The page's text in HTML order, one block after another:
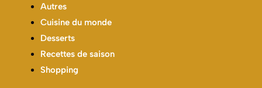
Autres
Cuisine du monde
Desserts
Recettes de saison
Shopping